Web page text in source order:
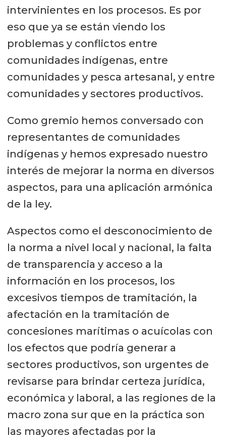
intervinientes en los procesos. Es por
eso que ya se están viendo los
problemas y conflictos entre
comunidades indígenas, entre
comunidades y pesca artesanal, y entre
comunidades y sectores productivos.
Como gremio hemos conversado con
representantes de comunidades
indígenas y hemos expresado nuestro
interés de mejorar la norma en diversos
aspectos, para una aplicación armónica
de la ley.
Aspectos como el desconocimiento de
la norma a nivel local y nacional, la falta
de transparencia y acceso a la
información en los procesos, los
excesivos tiempos de tramitación, la
afectación en la tramitación de
concesiones marítimas o acuícolas con
los efectos que podría generar a
sectores productivos, son urgentes de
revisarse para brindar certeza jurídica,
económica y laboral, a las regiones de la
macro zona sur que en la práctica son
las mayores afectadas por la